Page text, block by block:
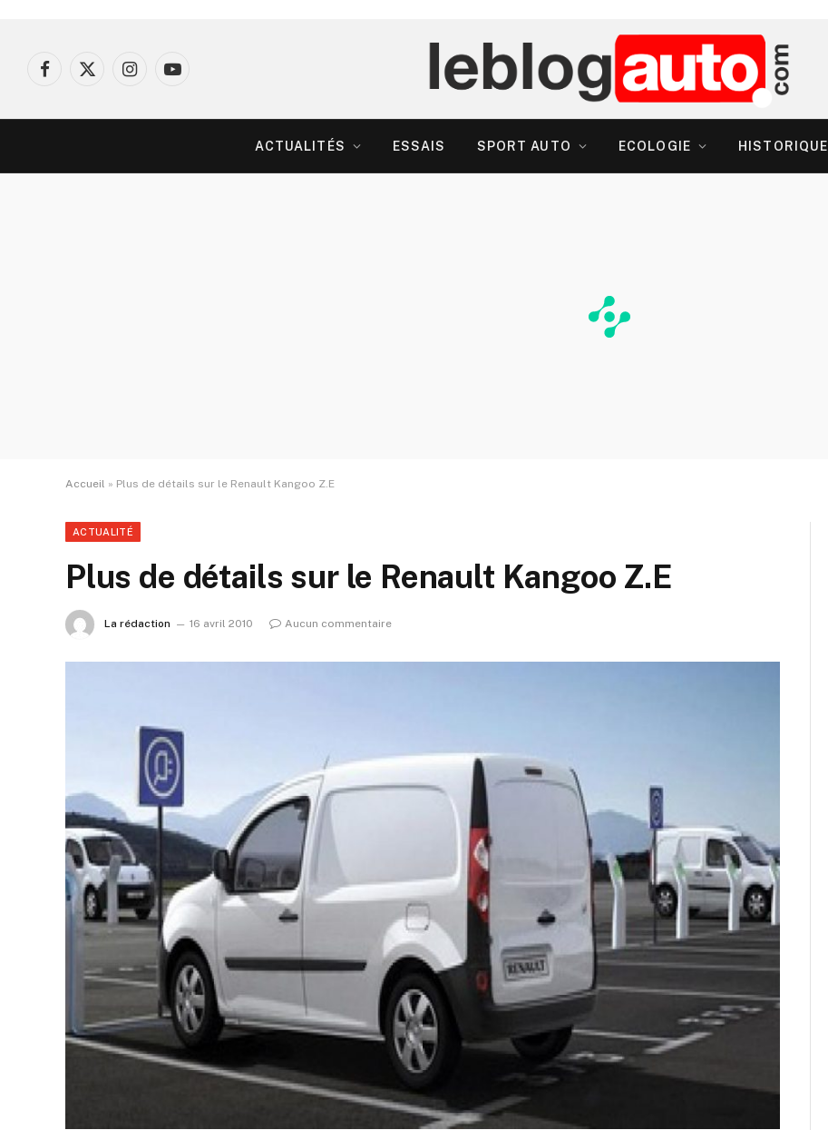
Facebook
X
InstagramYouTube
ACTUALITÉS ESSAIS SPORT AUTO ECOLOGIE HISTORIQUE
Accueil » Plus de détails sur le Renault Kangoo Z.E
ACTUALITÉ
Plus de détails sur le Renault Kangoo Z.E
La rédaction 16 avril 2010 Aucun commentaire